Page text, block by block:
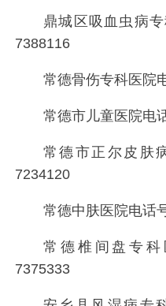
鼎城区吸血虫病
7388116
常德骨伤专科医院
常德市儿童医院电
常德市正尔皮肤
7234120
常德中肤医院电话
常德椎间盘专科
7375333